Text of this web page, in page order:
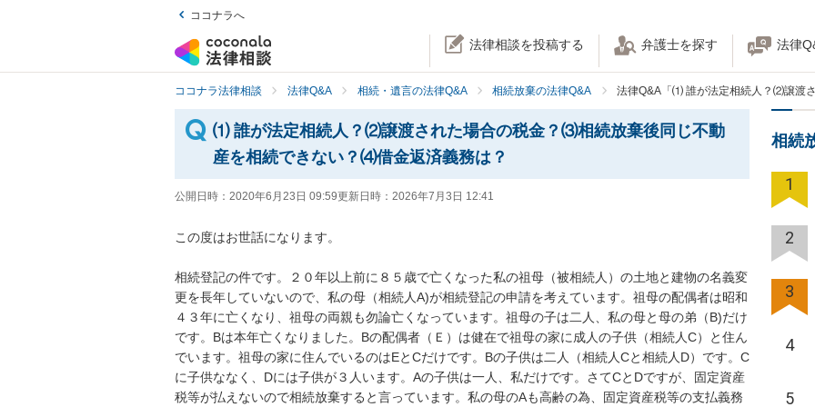
ココナラへ
法律相談を投稿する 弁護士を探す 法律
ココナラ法律相談 法律Q&A 相続・遺言の法律Q&A 相続放棄の法律Q&A 法律Q&A「⑴ 誰が法定相続人？⑵譲渡
⑴ 誰が法定相続人？⑵譲渡された場合の税金？⑶相続放棄後同じ不動
産を相続できない？⑷借金返済義務は？
公開日時： 2020年6月23日 09:59更新日時： 2026年7月3日 12:41
この度はお世話になります。
相続登記の件です。２０年以上前に８５歳で亡くなった私の祖母（被相続人）の土地と建物の名義変
更を長年していないので、私の母（相続人A)が相続登記の申請を考えています。祖母の配偶者は昭和
４３年に亡くなり、祖母の両親も勿論亡くなっています。祖母の子は二人、私の母と母の弟（B)だけ
です。Bは本年亡くなりました。Bの配偶者（Ｅ）は健在で祖母の家に成人の子供（相続人C）と住ん
でいます。祖母の家に住んでいるのはEとCだけです。Bの子供は二人（相続人Cと相続人D）です。C
に子供ななく、Dには子供が３人います。Aの子供は一人、私だけです。さてCとDですが、固定資産
税等が払えないので相続放棄すると言っています。私の母のAも高齢の為、固定資産税等の支払義務
相続
1
2
3
4
5